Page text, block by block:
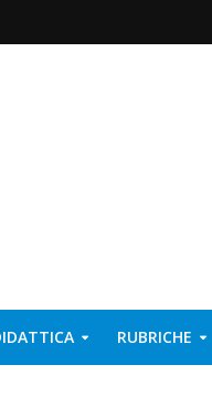
RUBRICHE